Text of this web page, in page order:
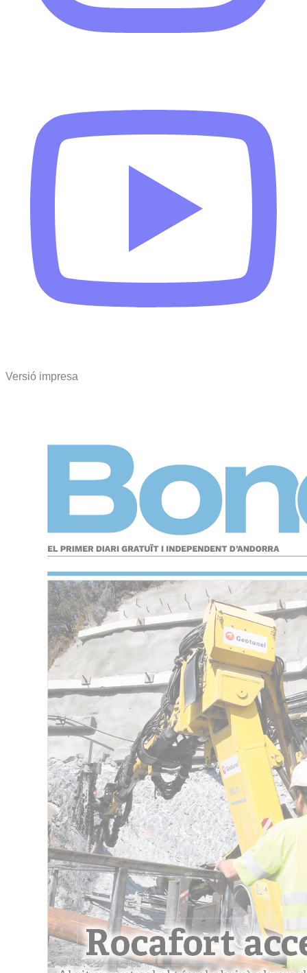
Versió impresa